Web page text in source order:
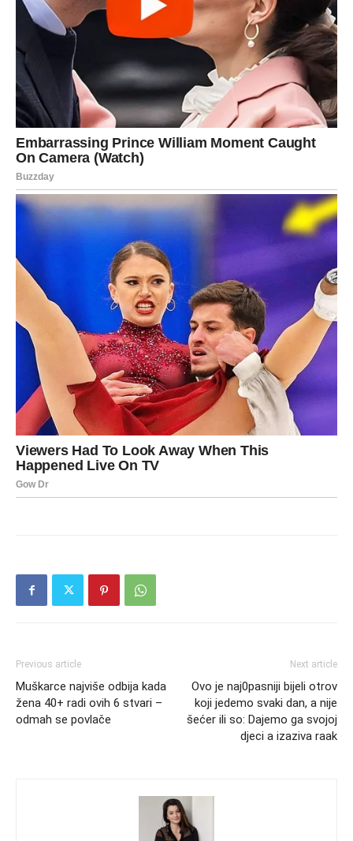
Previous article
Muškarce najviše odbija kada
žena 40+ radi ovih 6 stvari –
odmah se povlače
Next article
Ovo je naj0pasniji bijeli otrov
koji jedemo svaki dan, a nije
šećer ili so: Dajemo ga svojoj
djeci a izaziva raak